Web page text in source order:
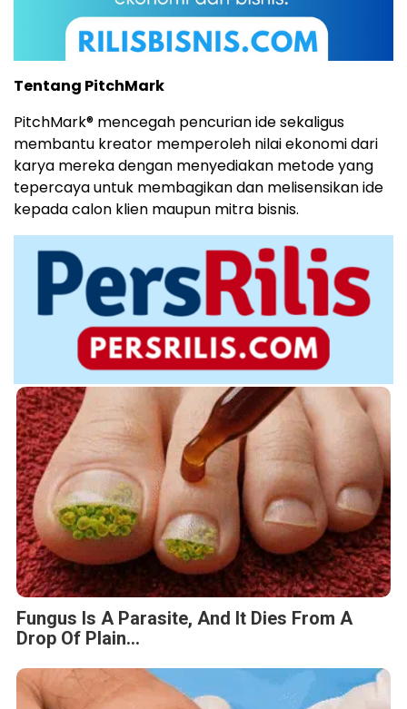
Tentang PitchMark
PitchMark® mencegah pencurian ide sekaligus
membantu kreator memperoleh nilai ekonomi dari
karya mereka dengan menyediakan metode yang
tepercaya untuk membagikan dan melisensikan ide
kepada calon klien maupun mitra bisnis.
Fungus Is A Parasite, And It Dies From A
Drop Of Plain...